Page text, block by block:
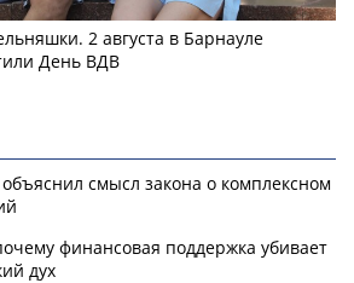
2 августа в Барнауле
День ВДВ
смысл закона о комплексном
финансовая поддержка убивает
дух